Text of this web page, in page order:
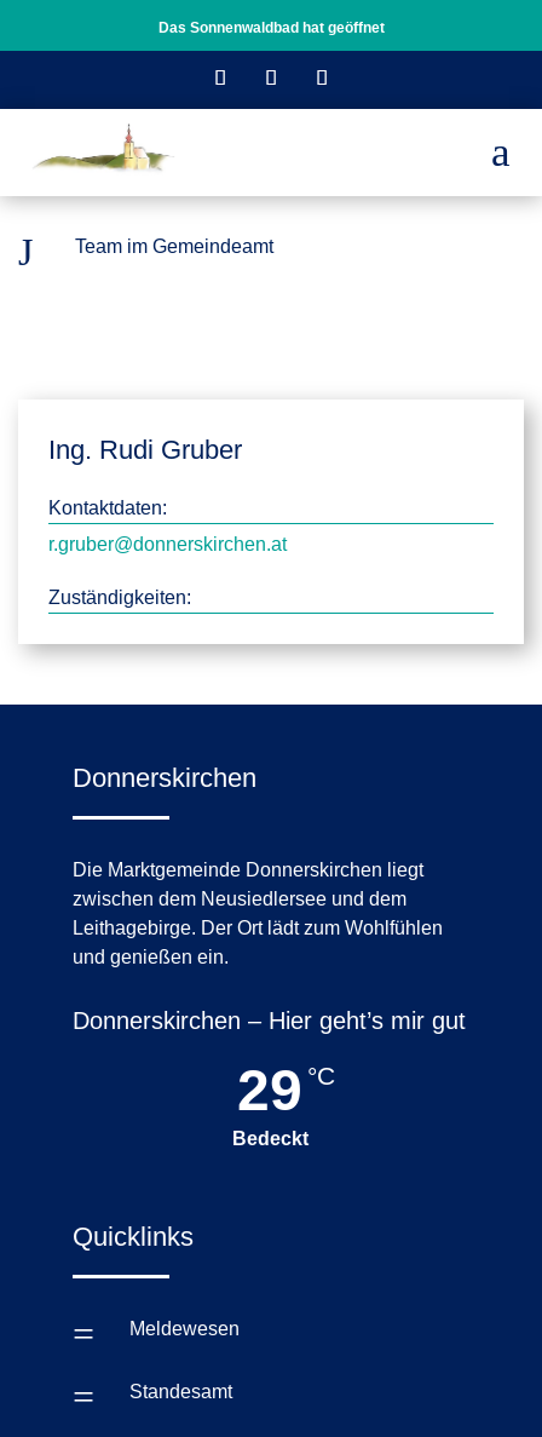
Das Sonnenwaldbad hat geöffnet
a
J Team im Gemeindeamt
Ing. Rudi Gruber
Kontaktdaten:
r.gruber@donnerskirchen.at
Zuständigkeiten:
Donnerskirchen
Die Marktgemeinde Donnerskirchen liegt
zwischen dem Neusiedlersee und dem
Leithagebirge. Der Ort lädt zum Wohlfühlen
und genießen ein.
Donnerskirchen – Hier geht’s mir gut
29 °C
Bedeckt
Quicklinks
= Meldewesen
= Standesamt